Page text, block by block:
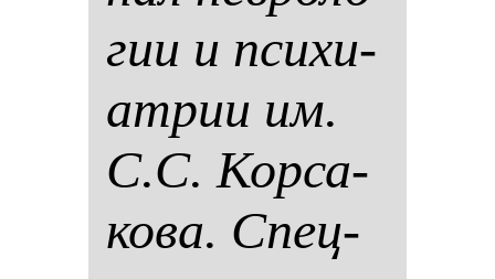
гии и пси­хи­
ат­рии им.
С.С. Кор­са­
ко­ва. Спец­